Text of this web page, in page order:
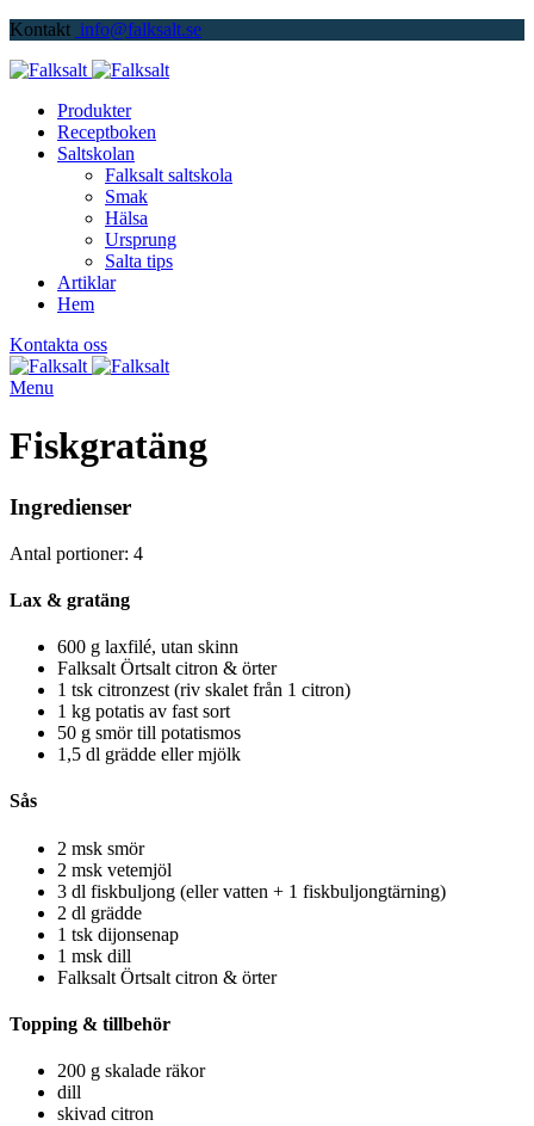
Kontakt info@falksalt.se
Produkter
Receptboken
Saltskolan
Falksalt saltskola
Smak
Hälsa
Ursprung
Salta tips
Artiklar
Hem
Kontakta oss
Menu
Fiskgratäng
Ingredienser
Antal portioner: 4
Lax & gratäng
600 g laxfilé, utan skinn
Falksalt Örtsalt citron & örter
1 tsk citronzest (riv skalet från 1 citron)
1 kg potatis av fast sort
50 g smör till potatismos
1,5 dl grädde eller mjölk
Sås
2 msk smör
2 msk vetemjöl
3 dl fiskbuljong (eller vatten + 1 fiskbuljongtärning)
2 dl grädde
1 tsk dijonsenap
1 msk dill
Falksalt Örtsalt citron & örter
Topping & tillbehör
200 g skalade räkor
dill
skivad citron